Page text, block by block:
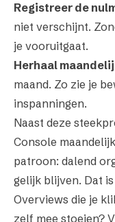
Registreer de
niet verschijnt.
je vooruitgaat.
Herhaal
maand. Zo zie je
inspanningen.
Naast deze
Console
patroon: dalend
gelijk blijven. Dat
Overviews die je
zelf mee stoeien?